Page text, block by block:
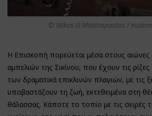
© Nikos G Mastropavlos /
Η Επισκοπή πορεύεται μέσα στους
αμπελιών της Σικίνου, που έχουν τις
των δραματικά επικλινών πλαγιών, με τις
υποβαστάζουν τη ζωή, εκτεθειμένα στη
θάλασσας. Κάποτε το τοπίο με τις σειρές